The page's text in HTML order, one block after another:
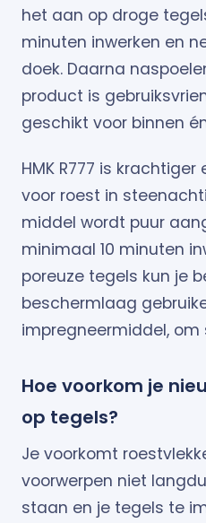
het aan op droge
minuten inwerken en
doek. Daarna
product is
geschikt voor binnen
HMK R777 is
voor roest in
middel wordt puur
minimaal 10 minuten
poreuze tegels kun je
beschermlaag
impregneermiddel,
Hoe voorkom je
op tegels?
Je voorkomt
voorwerpen niet
staan en je tegels te